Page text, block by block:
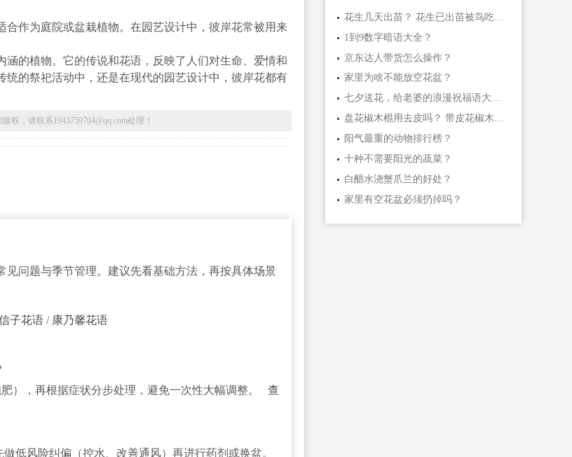
作为庭院或盆栽植物。在园艺设计中，彼岸花常被用来
的植物。它的传说和花语，反映了人们对生命、爱情和
的祭祀活动中，还是在现代的园艺设计中，彼岸花都有
，请联系1943759704@qq.com处理！
问题与季节管理。建议先看基础方法，再按具体场景
子花语/ 康乃馨花语
），再根据症状分步处理，避免一次性大幅调整。
查
低风险纠偏（控水、改善通风）再进行药剂或换盆。
花生几天出苗？ 花生已出苗被鸟吃怎么办？
1到9数字暗语大全？
京东达人带货怎么操作？
家里为啥不能放空花盆？
七夕送花，给老婆的浪漫祝福语大汇总
盘花椒木棍用去皮吗？ 带皮花椒木棍怎样盘玩？
阳气最重的动物排行榜？
十种不需要阳光的蔬菜？
白醋水浇蟹爪兰的好处？
家里有空花盆必须扔掉吗？